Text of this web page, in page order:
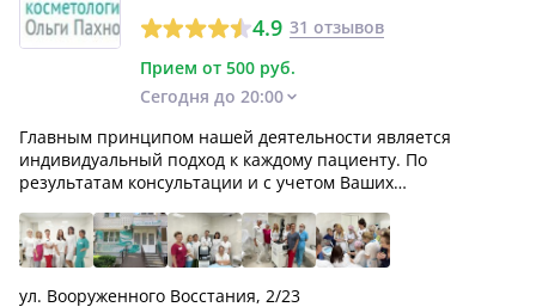
4.9 31 отзывов
Прием от 500 руб.
Сегодня до 20:00
Главным принципом нашей деятельности является
индивидуальный подход к каждому пациенту. По
результатам консультации и с учетом Ваших
ул. Вооруженного Восстания, 2/23